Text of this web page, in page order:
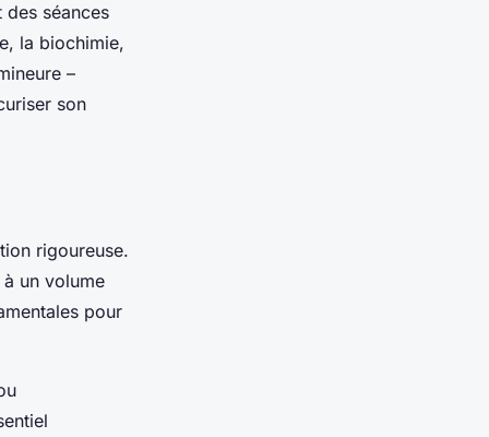
séances
la biochimie,
–
son
rigoureuse.
un volume
pour